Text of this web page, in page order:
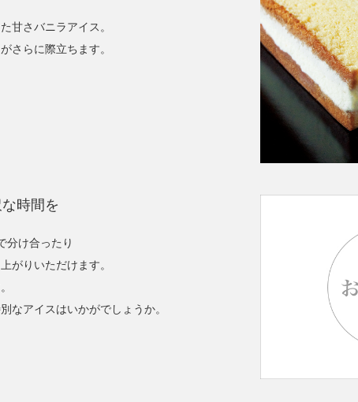
甘さバニラアイス。
さらに際立ちます。
時間を
分け合ったり
がりいただけます。
なアイスはいかがでしょうか。